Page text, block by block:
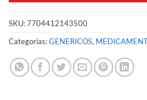
SKU:7704412143500
Categorías:GENERICOS,